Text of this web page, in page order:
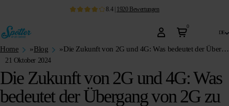
8.4| 1920 Bewertungen
0
de
Home »Blog » Die Zukunft von 2G und 4G: Was bedeutet der Übergang von 2G zu 4G für mobile Geräte und Netzdienste?
21 Oktober 2024
Die Zukunft von 2G und 4G: Was
bedeutet der Übergang von 2G zu